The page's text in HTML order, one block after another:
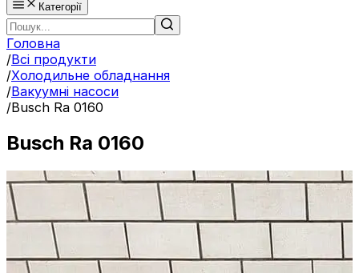
Категорії
Головна
/Всі продукти
/Холодильне обладнання
/Вакуумні насоси
/Busch Ra 0160
Busch Ra 0160